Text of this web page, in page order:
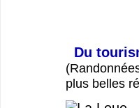
Du
plus belles